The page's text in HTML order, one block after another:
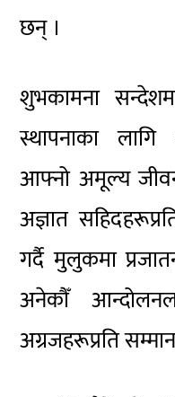
छन् ।
शुभकामना
स्थापनाका
आफ्नो अमूल्य
अज्ञात
गर्दै मुलुकमा
अनेकौँ
अग्रजहरूप्रति